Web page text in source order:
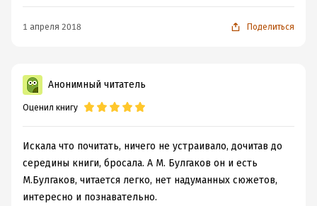
1 апреля 2018 Поделиться
Анонимный читатель
Оценил книгу
Искала что почитать, ничего не устраивало, дочитав до
середины книги, бросала. А М. Булгаков он и есть
М.Булгаков, читается легко, нет надуманных сюжетов,
интересно и познавательно.